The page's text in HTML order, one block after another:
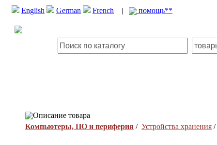
English German French | помощь**
Описание товара
Компьютеры, ПО и периферия / Устройства хранения